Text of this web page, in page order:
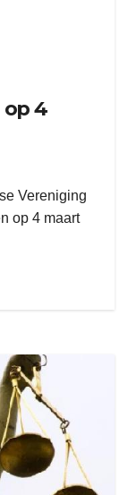
4
Vereniging
op 4 maart